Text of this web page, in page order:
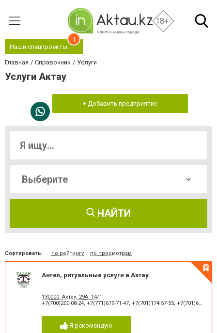
18+
Наши спецпроекты
1
Главная Справочник Услуги
Услуги Актау
+ Добавить предприятие
НАЙТИ
Сортировать: по рейтингу по просмотрам
Ангел, ритуальные услуги в Актау
130000, Актау, 29А, 14/1
+7(700)200-08-24, +7(771)679-71-47, +7(701)174-57-55, +7(701)602-42-40
Я рекомендую